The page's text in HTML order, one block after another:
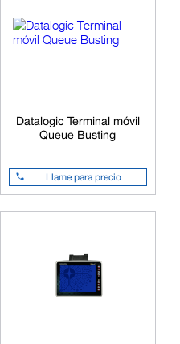
Datalogic Terminal móvil
Queue Busting
Llame para precio